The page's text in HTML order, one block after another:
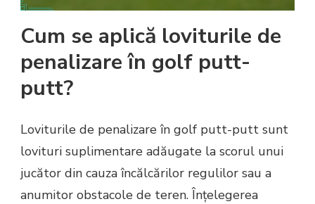
Cum se aplică loviturile de
penalizare în golf putt-
putt?
Loviturile de penalizare în golf putt-putt sunt
lovituri suplimentare adăugate la scorul unui
jucător din cauza încălcărilor regulilor sau a
anumitor obstacole de teren. Înțelegerea